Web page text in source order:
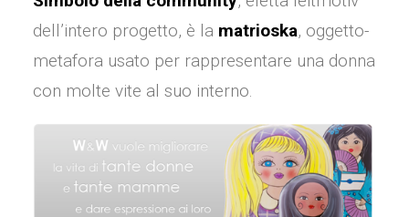
dell’intero progetto, è la matrioska, oggetto-
metafora usato per rappresentare una donna
con molte vite al suo interno.